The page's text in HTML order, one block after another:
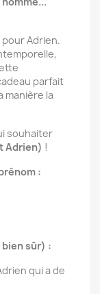
Adrien.
parfait
manière la
souhaiter
Adrien) !
:
sûr) :
qui a de